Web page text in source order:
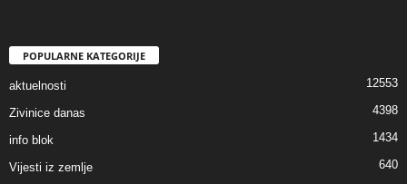
POPULARNE KATEGORIJE
aktuelnosti 12553
Zivinice danas 4398
info blok 1434
Vijesti iz zemlje 640